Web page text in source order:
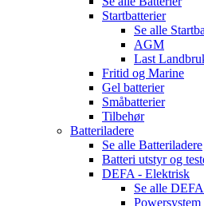
Startbatterier
Se alle
AGM
Last
Fritid og Marine
Gel batterier
Småbatterier
Tilbehør
Batteriladere
Se alle Batteriladere
Batteri utstyr og
DEFA - Elektrisk
Se alle
Powersystem